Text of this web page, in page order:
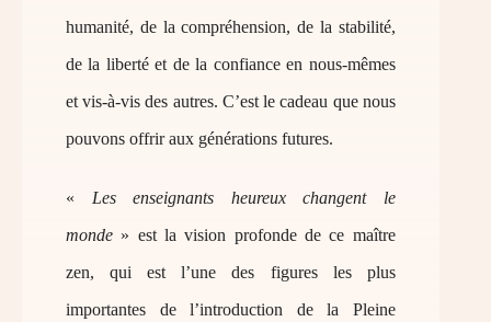
humanité, de la compréhension, de la stabilité,
de la liberté et de la confiance en nous-mêmes
et vis-à-vis des autres. C’est le cadeau que nous
pouvons offrir aux générations futures.
«
Les enseignants heureux changent le
monde » est la vision profonde de ce maître
zen, qui est l’une des figures les plus
importantes de l’introduction de la Pleine